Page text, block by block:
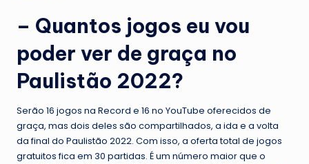
– Quantos jogos eu vou
poder ver de graça no
Paulistão 2022?
Serão 16 jogos na Record e 16 no YouTube oferecidos de
graça, mas dois deles são compartilhados, a ida e a volta
da final do Paulistão 2022. Com isso, a oferta total de jogos
gratuitos fica em 30 partidas. É um número maior que o